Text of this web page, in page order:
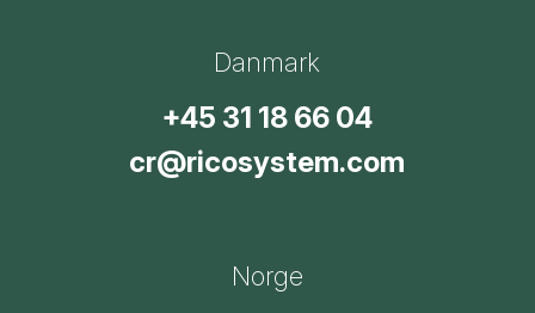
Danmark
+45 31 18 66 04
cr@ricosystem.com
Norge